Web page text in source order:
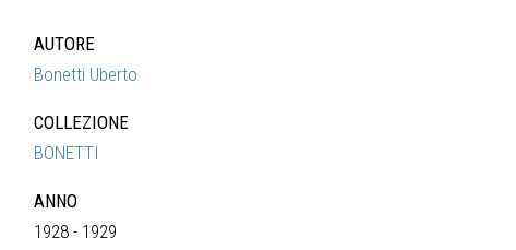
AUTORE
Bonetti Uberto
COLLEZIONE
BONETTI
ANNO
1928 - 1929